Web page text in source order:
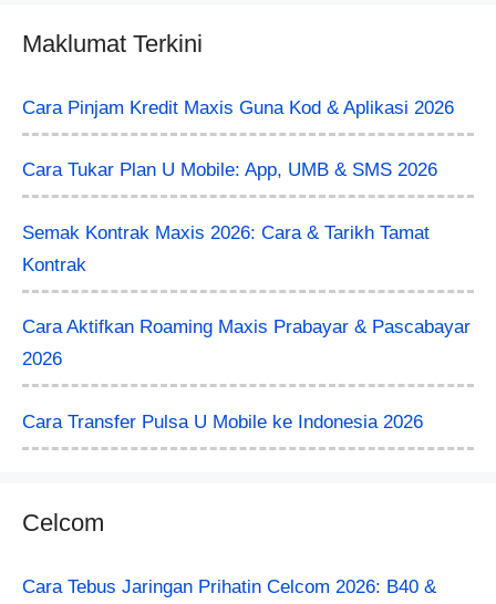
Maklumat Terkini
Cara Pinjam Kredit Maxis Guna Kod & Aplikasi 2026
Cara Tukar Plan U Mobile: App, UMB & SMS 2026
Semak Kontrak Maxis 2026: Cara & Tarikh Tamat
Kontrak
Cara Aktifkan Roaming Maxis Prabayar & Pascabayar
2026
Cara Transfer Pulsa U Mobile ke Indonesia 2026
Celcom
Cara Tebus Jaringan Prihatin Celcom 2026: B40 &